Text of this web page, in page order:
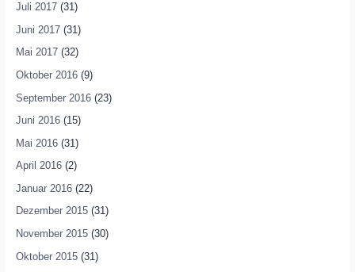
Juli 2017(31)
Juni 2017(31)
Mai 2017(32)
Oktober 2016(9)
September 2016(23)
Juni 2016(15)
Mai 2016(31)
April 2016(2)
Januar 2016(22)
Dezember 2015(31)
November 2015(30)
Oktober 2015(31)